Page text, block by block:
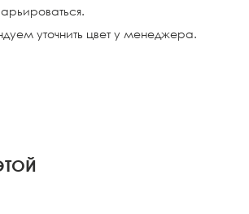
уточнить цвет у менеджера.